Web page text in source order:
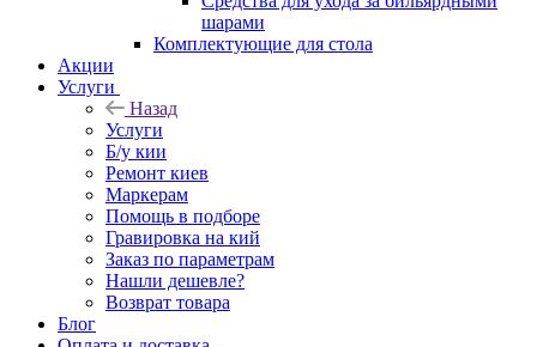
шарами
Комплектующие для стола
Акции
Услуги
Назад
Услуги
Б/у кии
Ремонт киев
Маркерам
Помощь в подборе
Гравировка на кий
Заказ по параметрам
Нашли дешевле?
Возврат товара
Блог